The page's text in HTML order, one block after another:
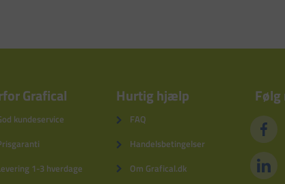
Grafical
kundeservice
1-3 hverdage
Hurtig hjælp
FAQ
Handelsbetingelser
Om Grafical.dk
Følg